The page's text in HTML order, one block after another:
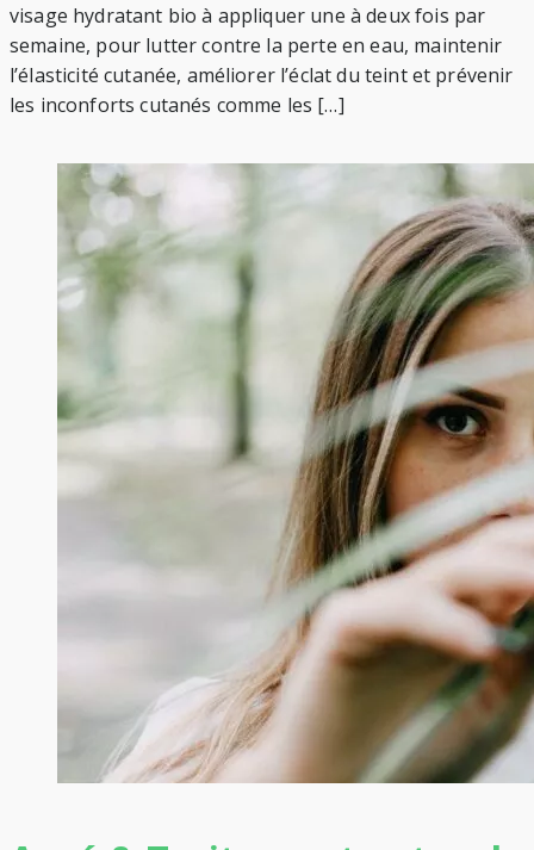
visage hydratant bio à appliquer une à deux fois par
semaine, pour lutter contre la perte en eau, maintenir
l’élasticité cutanée, améliorer l’éclat du teint et prévenir
les inconforts cutanés comme les […]